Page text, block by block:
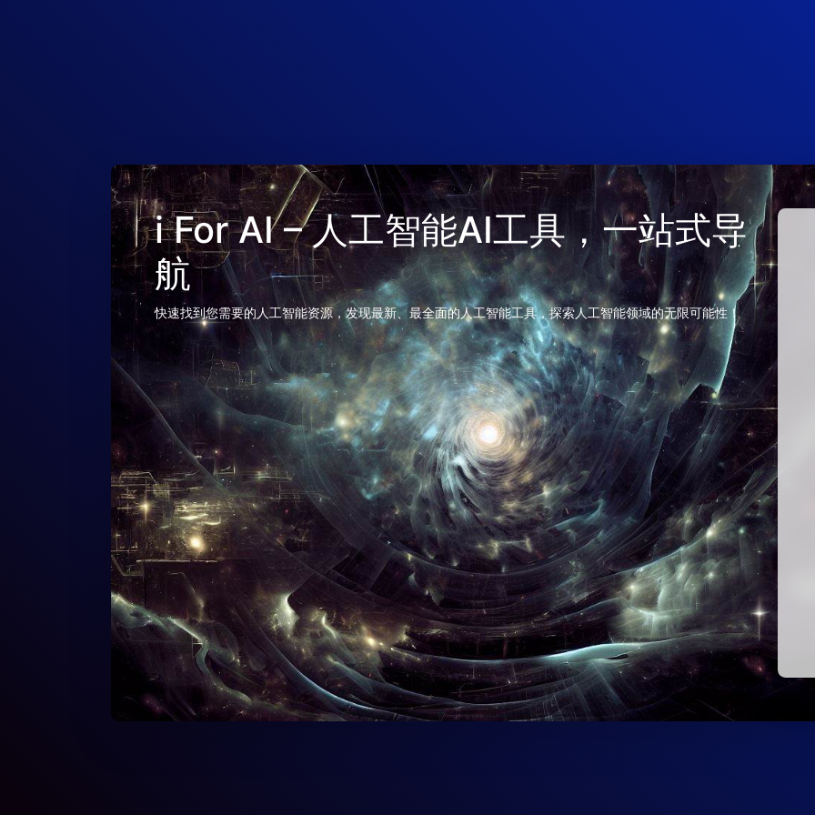
i For AI – 人工智能AI工具，一站式导
航
快速找到您需要的人工智能资源，发现最新、最全面的人工智能工具，探索人工智能领域的无限可能性！